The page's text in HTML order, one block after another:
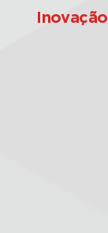
Inovação